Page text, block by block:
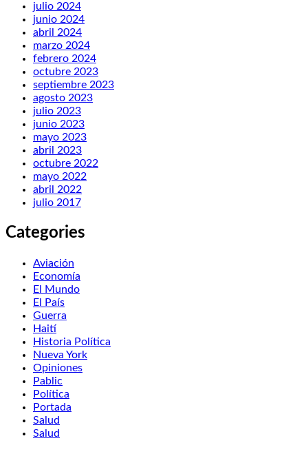
julio 2024
junio 2024
abril 2024
marzo 2024
febrero 2024
octubre 2023
septiembre 2023
agosto 2023
julio 2023
junio 2023
mayo 2023
abril 2023
octubre 2022
mayo 2022
abril 2022
julio 2017
Categories
Aviación
Economía
El Mundo
El País
Guerra
Haití
Historia Política
Nueva York
Opiniones
Pablic
Política
Portada
Salud
Salud